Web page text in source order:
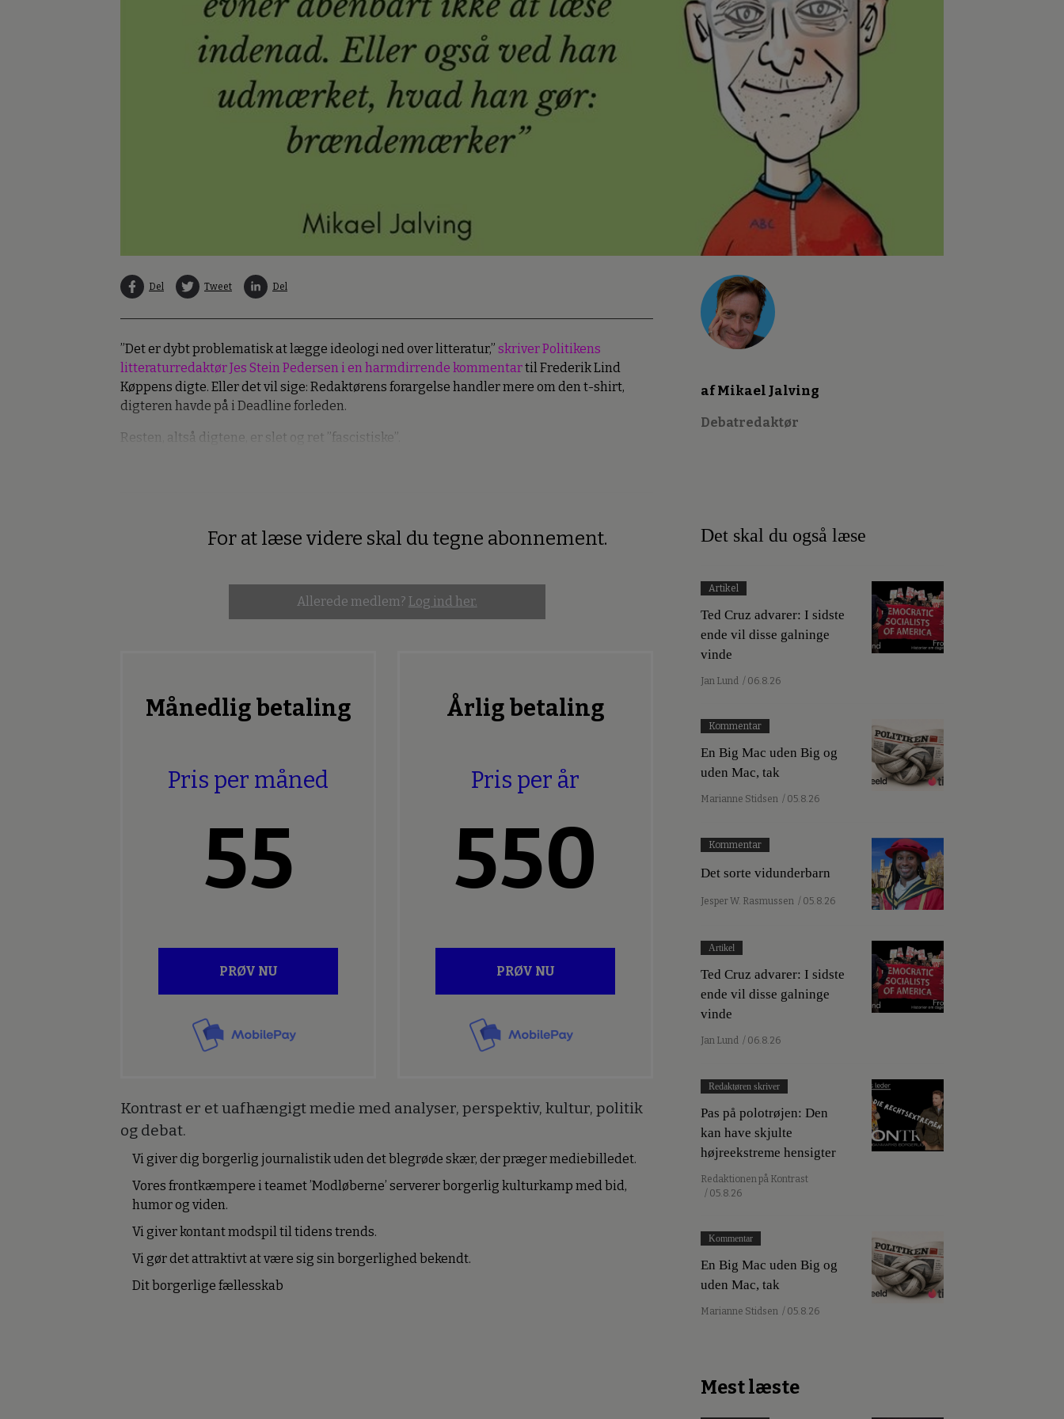
Del Tweet Del
”Det er dybt problematisk at lægge ideologi ned over litteratur,” skriver Politikens
litteraturredaktør Jes Stein Pedersen i en harmdirrende kommentartil Frederik Lind
Køppens digte. Eller det vil sige: Redaktørens forargelse handler mere om den t-shirt,
digteren havde på i Deadline forleden.
Resten, altså digtene, er slet og ret ”fascistiske”.
PremiumFor at læse videre skal du tegne abonnement.
Allerede medlem? Log ind her.
Månedlig betaling
Pris per måned
55
PRØV NU
Årlig betaling
Pris per år
550
PRØV NU
Kontrast er et uafhængigt medie med analyser, perspektiv, kultur, politik
og debat.
Vi giver dig borgerlig journalistik uden det blegrøde skær, der præger mediebilledet.
Vores frontkæmpere i teamet ’Modløberne’ serverer borgerlig kulturkamp med bid,
humor og viden.
Vi giver kontant modspil til tidens trends.
Vi gør det attraktivt at være sig sin borgerlighed bekendt.
Dit borgerlige fællesskab
af Mikael Jalving
Debatredaktør
Det skal du også læse
Artikel
Ted Cruz advarer: I sidste
ende vil disse galninge
vinde
Jan Lund / 06.8.26
Kommentar
En Big Mac uden Big og
uden Mac, tak
Marianne Stidsen / 05.8.26
Kommentar
Det sorte vidunderbarn
Jesper W. Rasmussen / 05.8.26
Artikel
Ted Cruz advarer: I sidste
ende vil disse galninge
vinde
Jan Lund / 06.8.26
Redaktøren skriver
Pas på polotrøjen: Den
kan have skjulte
højreekstreme hensigter
Redaktionen på Kontrast
/ 05.8.26
Kommentar
En Big Mac uden Big og
uden Mac, tak
Marianne Stidsen / 05.8.26
Mest læste